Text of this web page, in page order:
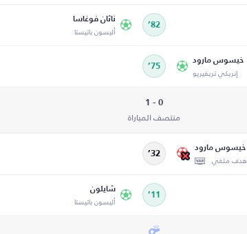
82’
ناثان فوغاسا
أليسون باتيستا
خيسوس مارود
إنريكي تريفيريو 75’
0 - 1
منتصف المباراة
خيسوس مارود
هدف ملغي 32’
11’
شايلون
أليسون باتيستا